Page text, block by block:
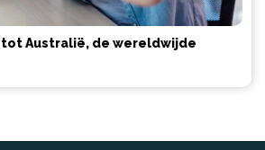
tot Australië, de wereldwijde